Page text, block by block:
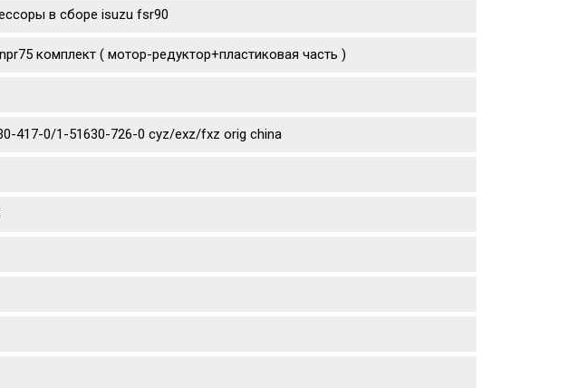
в сборе isuzu fsr90
комплект ( мотор-редуктор+пластиковая часть )
417-0/1-51630-726-0 cyz/exz/fxz orig china